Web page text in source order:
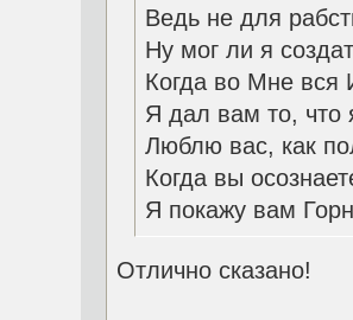
Ведь не для
Ну мог ли я
Когда во Мне вся
Я дал вам то,
Люблю вас, как
Когда вы
Я покажу вам
Отлично сказано!